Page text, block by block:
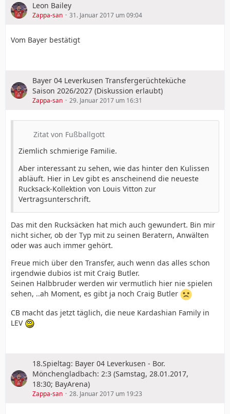
Leon Bailey
Zappa-san 31. Januar 2017 um 09:04
Vom Bayer bestätigt
Bayer 04 Leverkusen Transfergerüchteküche
Saison 2026/2027 (Diskussion erlaubt)
Zappa-san 29. Januar 2017 um 16:31
Zitat von Fußballgott
Ziemlich schmierige Familie.
Aber interessant zu sehen, wie das hinter den Kulissen
abläuft. Hier in Lev gibt es anscheinend die neueste
Rucksack-Kollektion von Louis Vitton zur
Vertragsunterschrift.
Das mit den Rucksäcken hat mich auch gewundert. Bin mir
nicht sicher, ob der Typ mit zu seinen Beratern, Anwälten
oder was auch immer gehört.
Freue mich über den Transfer, auch wenn das alles schon
irgendwie dubios ist mit Craig Butler.
Seinen Halbbruder werden wir vermutlich hier nie spielen
sehen, ..ah Moment, es gibt ja noch Craig Butler
CB macht das jetzt täglich, die neue Kardashian Family in
LEV
18.Spieltag: Bayer 04 Leverkusen - Bor.
Mönchengladbach: 2:3 (Samstag, 28.01.2017,
18:30; BayArena)
Zappa-san 28. Januar 2017 um 19:23